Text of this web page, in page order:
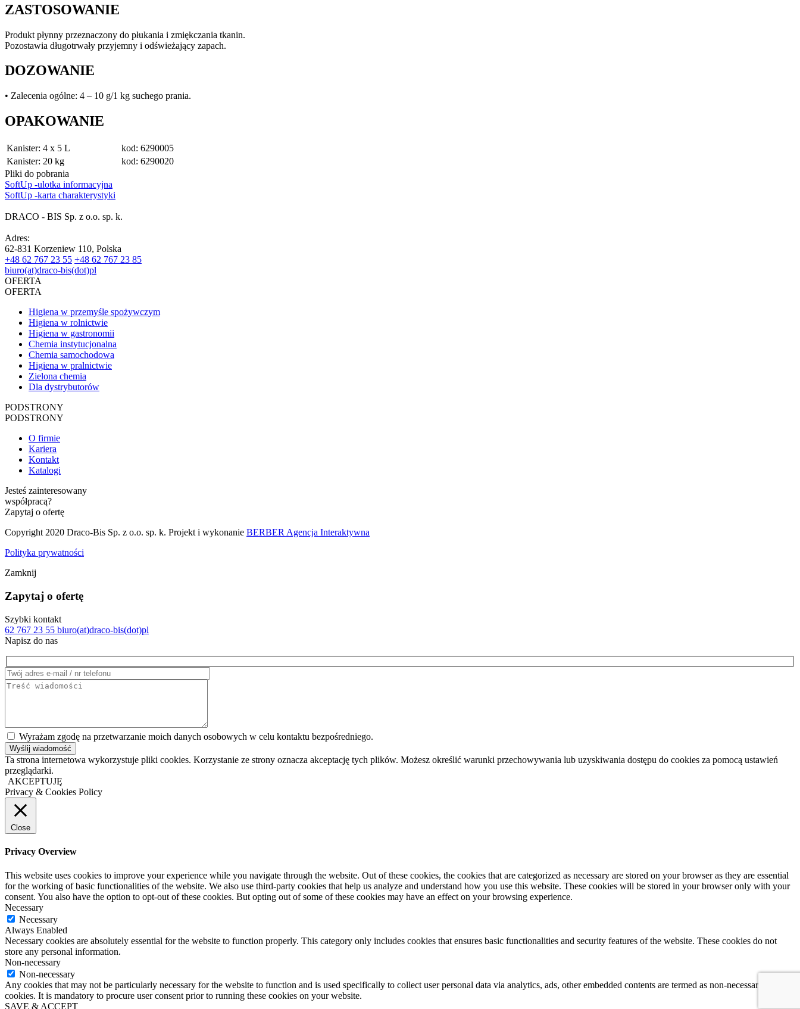
ZASTOSOWANIE
Produkt płynny przeznaczony do płukania i zmiękczania tkanin.
Pozostawia długotrwały przyjemny i odświeżający zapach.
DOZOWANIE
• Zalecenia ogólne: 4 – 10 g/1 kg suchego prania.
OPAKOWANIE
Kanister: 4 x 5 L
kod: 6290005
Kanister: 20 kg
kod: 6290020
Pliki do pobrania
SoftUp -ulotka informacyjna
SoftUp -karta charakterystyki
DRACO - BIS Sp. z o.o. sp. k.
Adres:
62-831 Korzeniew 110, Polska
+48 62 767 23 55 +48 62 767 23 85
biuro(at)draco-bis(dot)pl
OFERTA
OFERTA
Higiena w przemyśle spożywczym
Higiena w rolnictwie
Higiena w gastronomii
Chemia instytucjonalna
Chemia samochodowa
Higiena w pralnictwie
Zielona chemia
Dla dystrybutorów
PODSTRONY
PODSTRONY
O firmie
Kariera
Kontakt
Katalogi
Jesteś zainteresowany
współpracą?
Zapytaj o ofertę
Copyright 2020 Draco-Bis Sp. z o.o. sp. k. Projekt i wykonanie BERBER Agencja Interaktywna
Polityka prywatności
Zamknij
Zapytaj o ofertę
Szybki kontakt
62 767 23 55 biuro(at)draco-bis(dot)pl
Napisz do nas
Wyrażam zgodę na przetwarzanie moich danych osobowych w celu kontaktu bezpośredniego.
Ta strona internetowa wykorzystuje pliki cookies. Korzystanie ze strony oznacza akceptację tych plików. Możesz określić warunki przechowywania lub uzyskiwania dostępu do cookies za pomocą ustawień
przeglądarki.
AKCEPTUJĘ
Privacy & Cookies Policy
Close
Privacy Overview
This website uses cookies to improve your experience while you navigate through the website. Out of these cookies, the cookies that are categorized as necessary are stored on your browser as they are essential
for the working of basic functionalities of the website. We also use third-party cookies that help us analyze and understand how you use this website. These cookies will be stored in your browser only with your
consent. You also have the option to opt-out of these cookies. But opting out of some of these cookies may have an effect on your browsing experience.
Necessary
Necessary
Always Enabled
Necessary cookies are absolutely essential for the website to function properly. This category only includes cookies that ensures basic functionalities and security features of the website. These cookies do not
store any personal information.
Non-necessary
Non-necessary
Any cookies that may not be particularly necessary for the website to function and is used specifically to collect user personal data via analytics, ads, other embedded contents are termed as non-necessary
cookies. It is mandatory to procure user consent prior to running these cookies on your website.
SAVE & ACCEPT